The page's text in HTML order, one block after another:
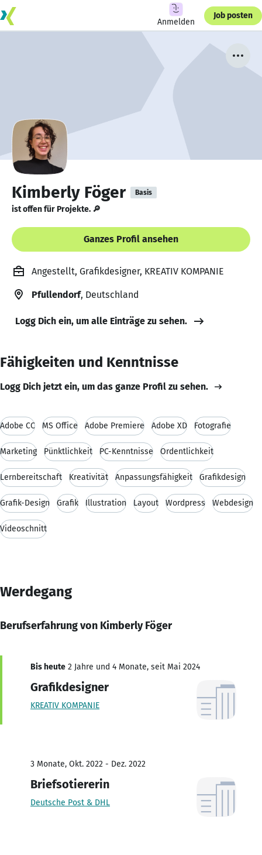
Anmelden
Job posten
Kimberly Föger Basis
ist offen für Projekte. 🔎
Ganzes Profil ansehen
Angestellt, Grafikdesigner, KREATIV KOMPANIE
Pfullendorf, Deutschland
Logg Dich ein, um alle Einträge zu sehen.
Fähigkeiten und Kenntnisse
Logg Dich jetzt ein, um das ganze Profil zu sehen.
Adobe CC MS Office Adobe Premiere Adobe XD Fotografie
Marketing Pünktlichkeit PC-Kenntnisse Ordentlichkeit
Lernbereitschaft Kreativität Anpassungsfähigkeit Grafikdesign
Grafik-Design Grafik Illustration Layout Wordpress Webdesign
Videoschnitt
Werdegang
Berufserfahrung von Kimberly Föger
Bis heute 2 Jahre und 4 Monate, seit Mai 2024
Grafikdesigner
KREATIV KOMPANIE
3 Monate, Okt. 2022 - Dez. 2022
Briefsotiererin
Deutsche Post & DHL